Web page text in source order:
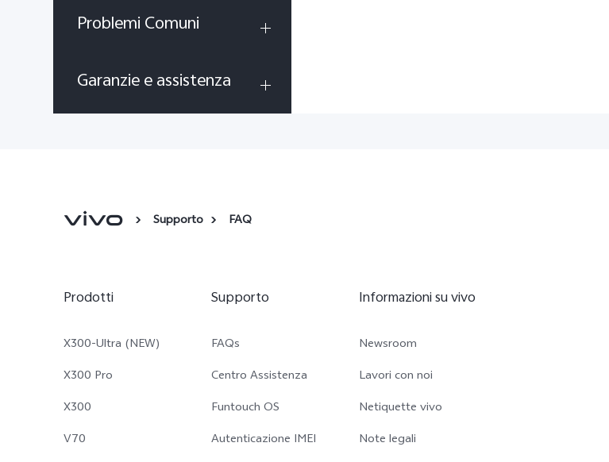
Problemi Comuni
Garanzie e assistenza
Supporto FAQ
Prodotti
X300-Ultra (NEW)
X300 Pro
X300
V70
Supporto
FAQs
Centro Assistenza
Funtouch OS
Autenticazione IMEI
Informazioni su vivo
Newsroom
Lavori con noi
Netiquette vivo
Note legali